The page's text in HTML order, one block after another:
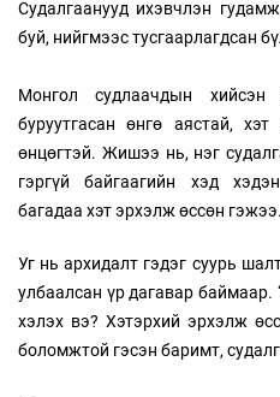
Судалгаанууд ихэвчлэн
буй, нийгмээс тусгаарлагдсан
Монгол судлаачдын хийсэн
буруутгасан өнгө аястай,
өнцөгтэй. Жишээ нь, нэг
гэргүй байгаагийн хэд
багадаа хэт эрхэлж өссөн гэжээ.
Уг нь архидалт гэдэг суурь
улбаалсан үр дагавар баймаар.
хэлэх вэ? Хэтэрхий эрхэлж
боломжтой гэсэн баримт,